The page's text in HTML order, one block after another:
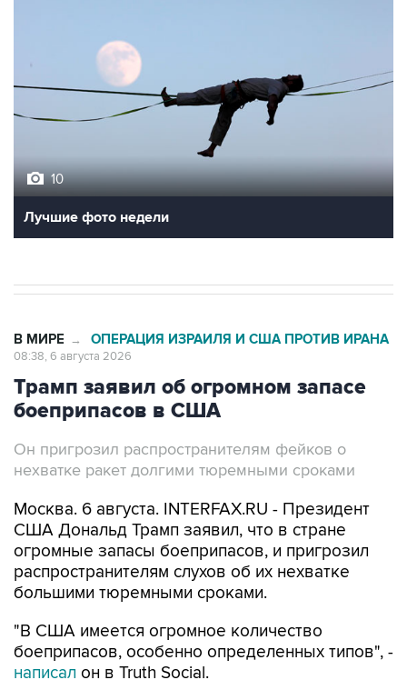
10
Лучшие фото недели
В МИРЕ → ОПЕРАЦИЯ ИЗРАИЛЯ И США ПРОТИВ ИРАНА
08:38, 6 августа 2026
Трамп заявил об огромном запасе
боеприпасов в США
Он пригрозил распространителям фейков о
нехватке ракет долгими тюремными сроками
Москва. 6 августа. INTERFAX.RU - Президент
США Дональд Трамп заявил, что в стране
огромные запасы боеприпасов, и пригрозил
распространителям слухов об их нехватке
большими тюремными сроками.
"В США имеется огромное количество
боеприпасов, особенно определенных типов", -
написал он в Truth Social.